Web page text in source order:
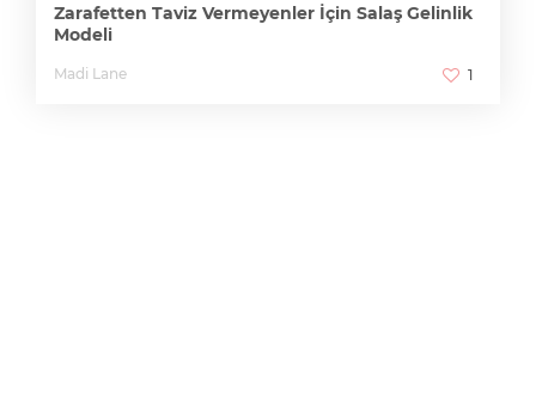
Zarafetten Taviz Vermeyenler İçin Salaş Gelinlik
Modeli
Madi Lane 1